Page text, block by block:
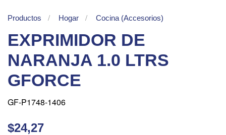
Productos Hogar Cocina (Accesorios)
EXPRIMIDOR DE
NARANJA 1.0 LTRS
GFORCE
GF-P1748-1406
$24,27